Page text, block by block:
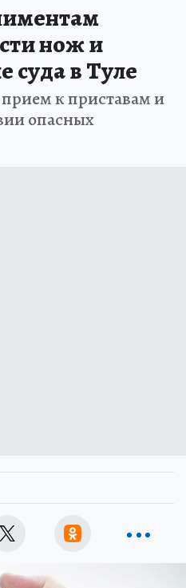
нож и
суда в Туле
к приставам и
опасных